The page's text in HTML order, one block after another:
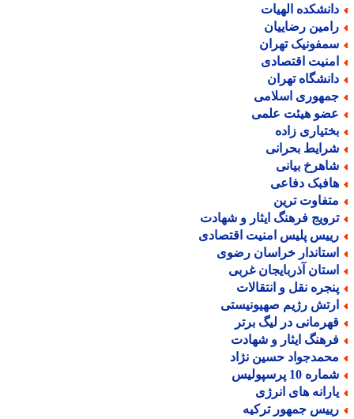
الهیات
رضاییان
تهران
اقتصادی
تهران
اسلامی
هیئت علمی
زاده
بحرانی
بیانی
دفاعی
ترین
فرهنگ ایثار و شهادت
پلیس امنیت اقتصادی
خراسان رضوی
آذربایجان غربی
نقل و انتقالات
رژیم صهیونیستی
در لیگ برتر
ایثار و شهادت
حسین نژاد
10 پرسپولیس
های انرژی
جمهور ترکیه